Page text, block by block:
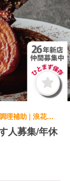
居酒屋, 創作・ダイニングバー | 調理見習い・調理補助 | 浪花ろばた itadakitai - 頂鯛 - ルクア店
人募集/年休